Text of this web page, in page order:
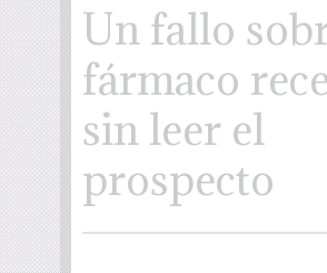
Un fallo
fármaco
sin leer el
prospecto